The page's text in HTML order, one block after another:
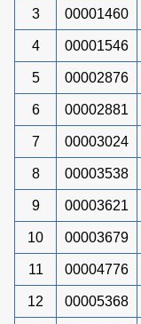
3 00001460
4 00001546
5 00002876
6 00002881
7 00003024
8 00003538
9 00003621
10 00003679
11 00004776
12 00005368